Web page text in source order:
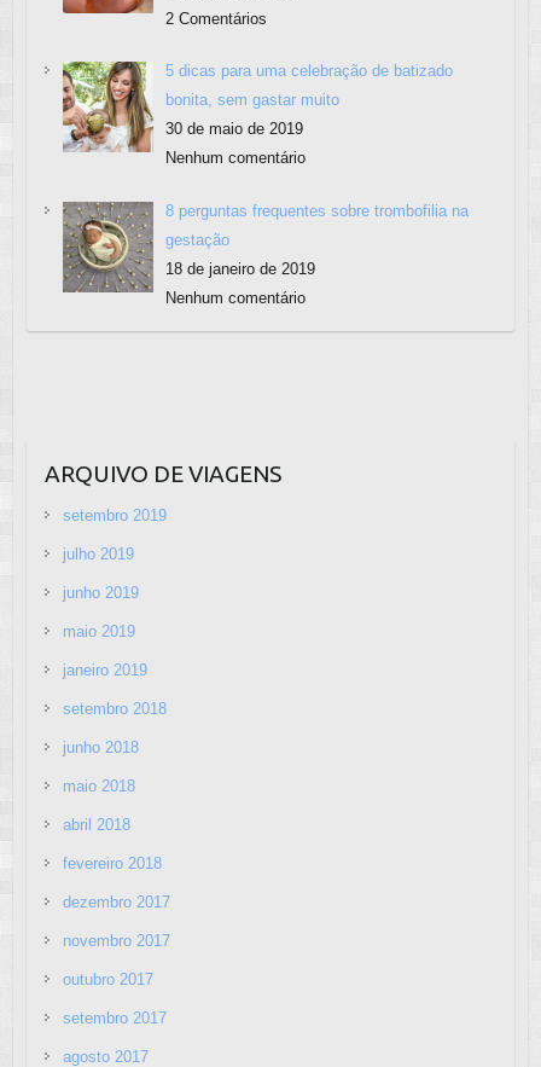
2 Comentários
5 dicas para uma celebração de batizado
bonita, sem gastar muito
30 de maio de 2019
Nenhum comentário
8 perguntas frequentes sobre trombofilia na
gestação
18 de janeiro de 2019
Nenhum comentário
ARQUIVO DE VIAGENS
setembro 2019
julho 2019
junho 2019
maio 2019
janeiro 2019
setembro 2018
junho 2018
maio 2018
abril 2018
fevereiro 2018
dezembro 2017
novembro 2017
outubro 2017
setembro 2017
agosto 2017